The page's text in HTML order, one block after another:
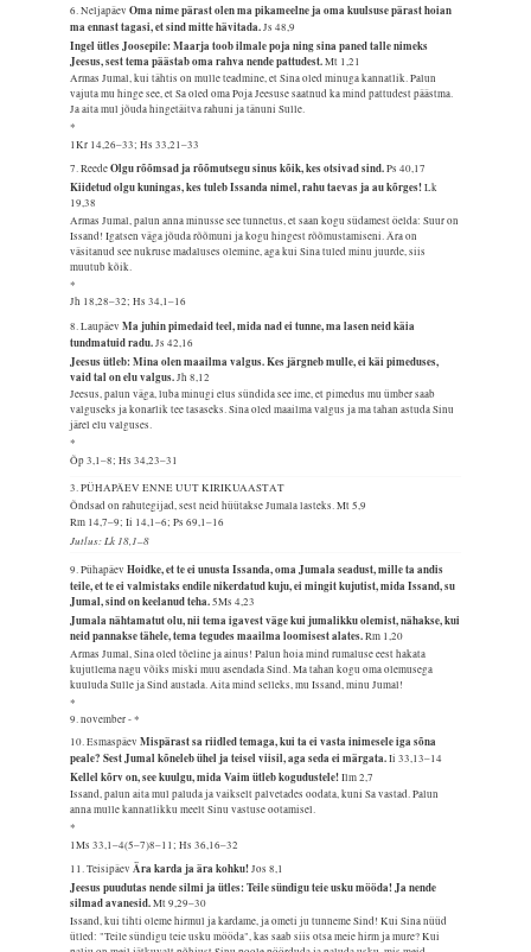
6. NeljapäevOma nime pärast olen ma pikameelne ja oma kuulsuse pärast hoian
ma ennast tagasi, et sind mitte hävitada.Js 48,9
Ingel ütles Joosepile: Maarja toob ilmale poja ning sina paned talle nimeks
Jeesus, sest tema päästab oma rahva nende pattudest.Mt 1,21
Armas Jumal, kui tähtis on mulle teadmine, et Sina oled minuga kannatlik. Palun
vajuta mu hinge see, et Sa oled oma Poja Jeesuse saatnud ka mind pattudest päästma.
Ja aita mul jõuda hingetäitva rahuni ja tänuni Sulle.
*
1Kr 14,26–33; Hs 33,21–33
7. ReedeOlgu rõõmsad ja rõõmutsegu sinus kõik, kes otsivad sind.Ps 40,17
Kiidetud olgu kuningas, kes tuleb Issanda nimel, rahu taevas ja au kõrges!Lk
19,38
Armas Jumal, palun anna minusse see tunnetus, et saan kogu südamest öelda: Suur on
Issand! Igatsen väga jõuda rõõmuni ja kogu hingest rõõmustamiseni. Ära on
väsitanud see nukruse madaluses olemine, aga kui Sina tuled minu juurde, siis
muutub kõik.
*
Jh 18,28–32; Hs 34,1–16
8. LaupäevMa juhin pimedaid teel, mida nad ei tunne, ma lasen neid käia
tundmatuid radu.Js 42,16
Jeesus ütleb: Mina olen maailma valgus. Kes järgneb mulle, ei käi pimeduses,
vaid tal on elu valgus.Jh 8,12
Jeesus, palun väga, luba minugi elus sündida see ime, et pimedus mu ümber saab
valguseks ja konarlik tee tasaseks. Sina oled maailma valgus ja ma tahan astuda Sinu
järel elu valguses.
*
Õp 3,1–8; Hs 34,23–31
3. PÜHAPÄEV ENNE UUT KIRIKUAASTAT
Õndsad on rahutegijad, sest neid hüütakse Jumala lasteks.Mt 5,9
Rm 14,7–9; Ii 14,1–6; Ps 69,1–16
Jutlus: Lk 18,1–8
9. PühapäevHoidke, et te ei unusta Issanda, oma Jumala seadust, mille ta andis
teile, et te ei valmistaks endile nikerdatud kuju, ei mingit kujutist, mida Issand, su
Jumal, sind on keelanud teha.5Ms 4,23
Jumala nähtamatut olu, nii tema igavest väge kui jumalikku olemist, nähakse, kui
neid pannakse tähele, tema tegudes maailma loomisest alates.Rm 1,20
Armas Jumal, Sina oled tõeline ja ainus! Palun hoia mind rumaluse eest hakata
kujutlema nagu võiks miski muu asendada Sind. Ma tahan kogu oma olemusega
kuuluda Sulle ja Sind austada. Aita mind selleks, mu Issand, minu Jumal!
*
9. november - *
10. EsmaspäevMispärast sa riidled temaga, kui ta ei vasta inimesele iga sõna
peale? Sest Jumal kõneleb ühel ja teisel viisil, aga seda ei märgata.Ii 33,13–14
Kellel kõrv on, see kuulgu, mida Vaim ütleb kogudustele!Ilm 2,7
Issand, palun aita mul paluda ja vaikselt palvetades oodata, kuni Sa vastad. Palun
anna mulle kannatlikku meelt Sinu vastuse ootamisel.
*
1Ms 33,1–4(5–7)8–11; Hs 36,16–32
11. TeisipäevÄra karda ja ära kohku!Jos 8,1
Jeesus puudutas nende silmi ja ütles: Teile sündigu teie usku mööda! Ja nende
silmad avanesid.Mt 9,29–30
Issand, kui tihti oleme hirmul ja kardame, ja ometi ju tunneme Sind! Kui Sina nüüd
ütled: "Teile sündigu teie usku mööda", kas saab siis otsa meie hirm ja mure? Kui